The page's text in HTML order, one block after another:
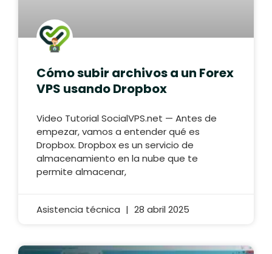
Cómo subir archivos a un Forex
VPS usando Dropbox
Video Tutorial SocialVPS.net — Antes de
empezar, vamos a entender qué es
Dropbox. Dropbox es un servicio de
almacenamiento en la nube que te
permite almacenar,
Asistencia técnica 28 abril 2025